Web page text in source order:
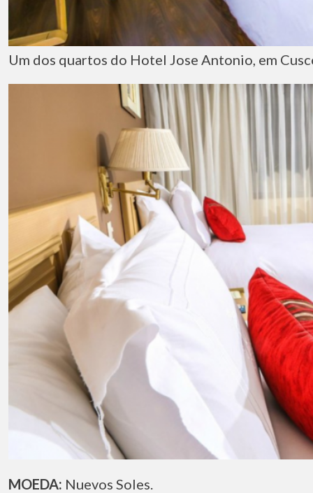
Um dos quartos do Hotel Jose Antonio, em
MOEDA: Nuevos Soles.